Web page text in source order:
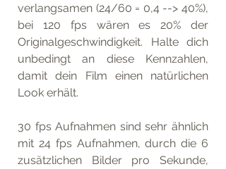
verlangsamen (24/60 = 0,4 --> 40%),
bei 120 fps wären es 20% der
Originalgeschwindigkeit. Halte dich
unbedingt an diese Kennzahlen,
damit dein Film einen natürlichen
Look erhält.
30 fps Aufnahmen sind sehr ähnlich
mit 24 fps Aufnahmen, durch die 6
zusätzlichen Bilder pro Sekunde,